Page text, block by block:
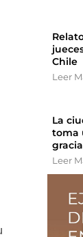
Chile
Leer
La
toma
Leer